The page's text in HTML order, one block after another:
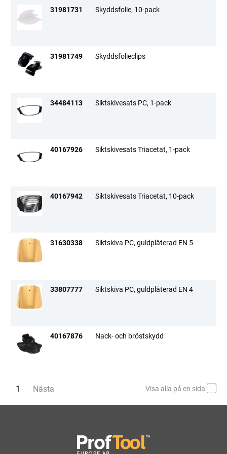
EN 397
31981731 Skyddsfolie, 10-pack
31981749 Skyddsfolieclips
34484113 Siktskivesats PC, 1-pack
40167926 Siktskivesats Triacetat, 1-pack
40167942 Siktskivesats Triacetat, 10-pack
31630338 Siktskiva PC, guldpläterad EN 5
33807777 Siktskiva PC, guldpläterad EN 4
40167876 Nack- och bröstskydd
Du är på sida
1 Nästa Visa alla på en sida